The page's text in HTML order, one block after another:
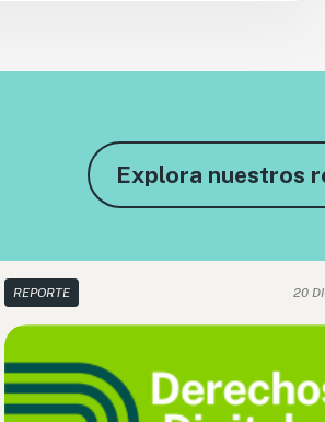
Explora nuestros
REPORTE 20